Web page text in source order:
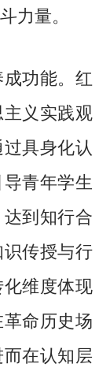
力量。
功能。红
义实践观
具身化认
青年学生
到知行合
传授与行
维度体现
命历史场
在认知层